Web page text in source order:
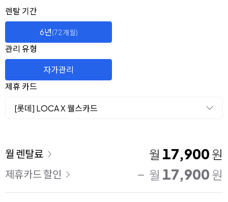
옵션 선택
렌탈 선택
렌탈 기간
6년(72개월)
관리 유형
자가관리
제휴 카드
[롯데] LOCA X 웰스카드
이용 요금
월 렌탈료 월 17,900 원
제휴카드 할인 월 17,900 원